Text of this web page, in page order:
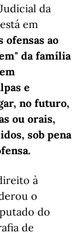
da
em
ofensas ao
da família
e
no futuro,
ou orais,
sob pena
à
o
do
de